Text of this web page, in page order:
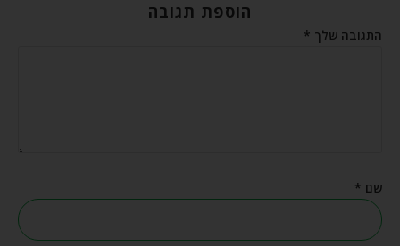
הוספת תגובה
התגובה שלך*
שם*